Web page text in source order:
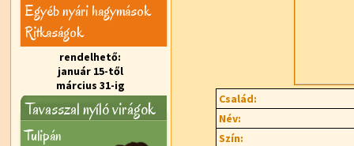
Egyéb nyári hagymások
Ritkaságok
rendelhető:
január 15-től
március 31-ig
Tavasszal nyíló virágok
Tulipán
Család:
Név:
Szín: